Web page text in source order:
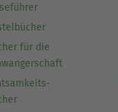
für die